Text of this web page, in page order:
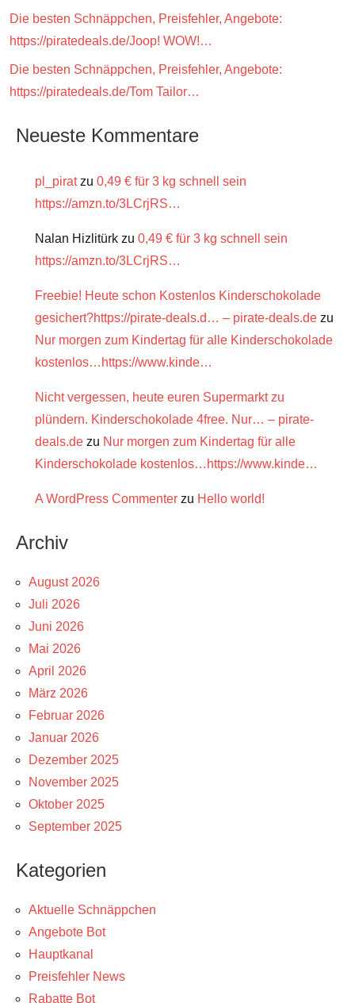
Die besten Schnäppchen, Preisfehler, Angebote:
https://piratedeals.de/Joop! WOW!…
Die besten Schnäppchen, Preisfehler, Angebote:
https://piratedeals.de/Tom Tailor…
Neueste Kommentare
pl_piratzu 0,49 € für 3 kg schnell sein
https://amzn.to/3LCrjRS…
Nalan Hizlitürk zu 0,49 € für 3 kg schnell sein
https://amzn.to/3LCrjRS…
Freebie! Heute schon Kostenlos Kinderschokolade
gesichert?https://pirate-deals.d… – pirate-deals.de zu
Nur morgen zum Kindertag für alle Kinderschokolade
kostenlos…https://www.kinde…
Nicht vergessen, heute euren Supermarkt zu
plündern. Kinderschokolade 4free. Nur… – pirate-
deals.de zu Nur morgen zum Kindertag für alle
Kinderschokolade kostenlos…https://www.kinde…
A WordPress Commenter zu Hello world!
Archiv
August 2026
Juli 2026
Juni 2026
Mai 2026
April 2026
März 2026
Februar 2026
Januar 2026
Dezember 2025
November 2025
Oktober 2025
September 2025
Kategorien
Aktuelle Schnäppchen
Angebote Bot
Hauptkanal
Preisfehler News
Rabatte Bot